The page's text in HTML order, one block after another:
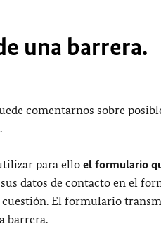
una barrera.
comentarnos sobre
para ello el formulario
datos de contacto en el
El formulario
barrera.